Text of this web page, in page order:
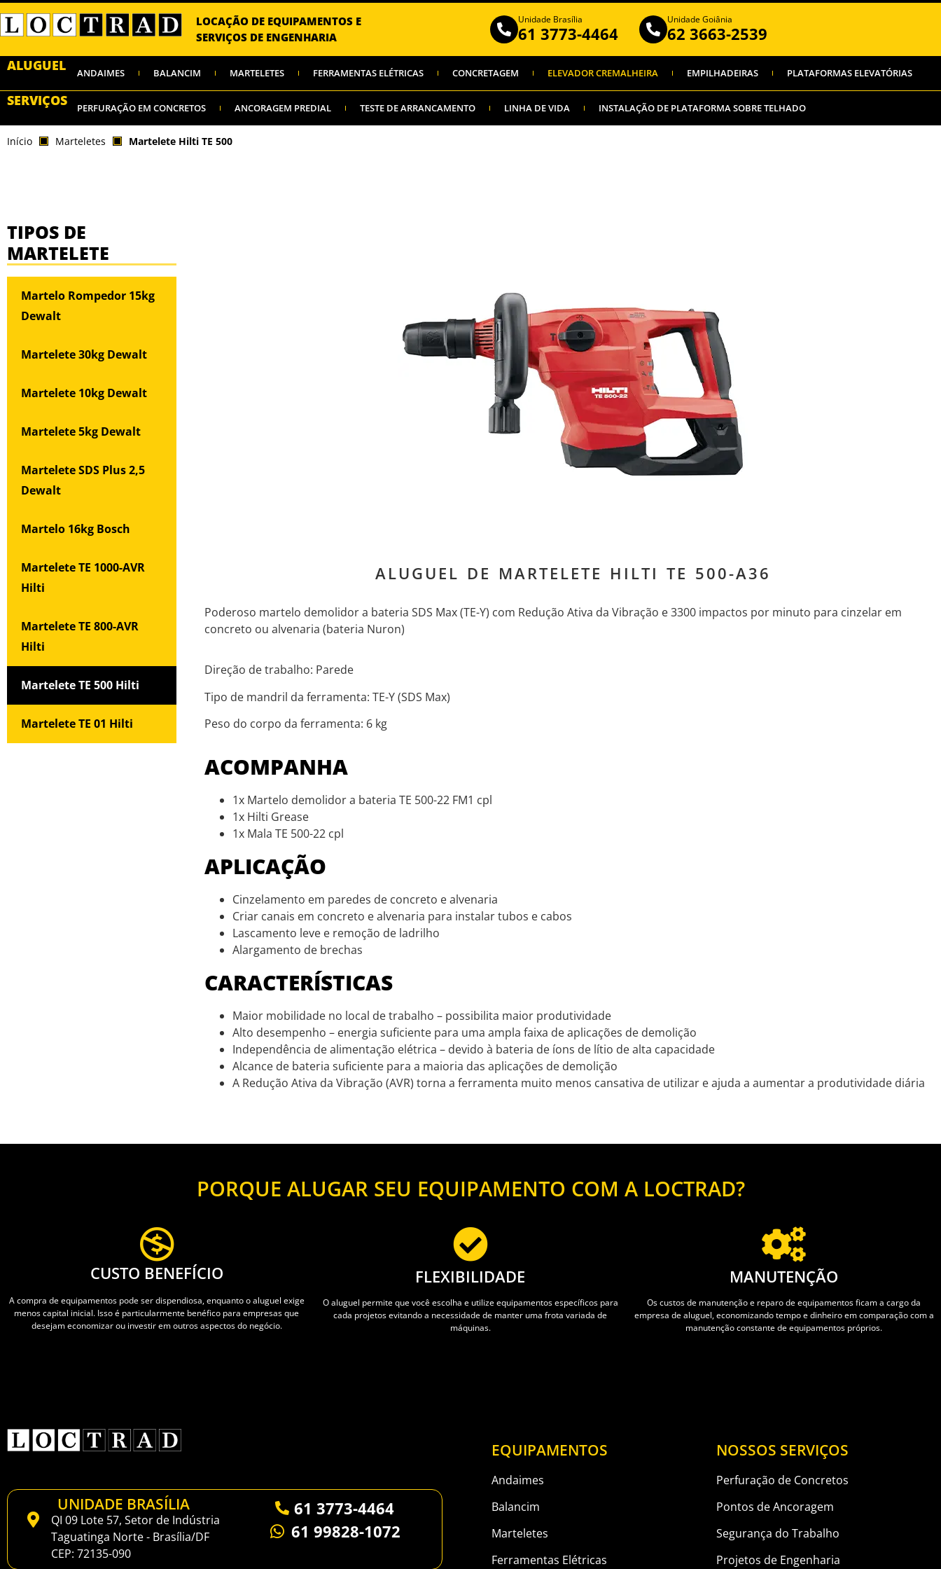
LOCAÇÃO DE EQUIPAMENTOS E
SERVIÇOS DE ENGENHARIA
Unidade Brasília
61 3773-4464
Unidade Goiânia
62 3663-2539
ALUGUEL ANDAIMES BALANCIM MARTELETES FERRAMENTAS ELÉTRICAS CONCRETAGEM ELEVADOR CREMALHEIRA EMPILHADEIRAS PLATAFORMAS ELEVATÓRIAS
SERVIÇOS PERFURAÇÃO EM CONCRETOS ANCORAGEM PREDIAL TESTE DE ARRANCAMENTO LINHA DE VIDA INSTALAÇÃO DE PLATAFORMA SOBRE TELHADO
Início Marteletes Martelete Hilti TE 500
TIPOS DE
MARTELETE
Martelo Rompedor 15kg
Dewalt
Martelete 30kg Dewalt
Martelete 10kg Dewalt
Martelete 5kg Dewalt
Martelete SDS Plus 2,5
Dewalt
Martelo 16kg Bosch
Martelete TE 1000-AVR
Hilti
Martelete TE 800-AVR
Hilti
Martelete TE 500 Hilti
Martelete TE 01 Hilti
ALUGUEL DE MARTELETE HILTI TE 500-A36
Poderoso martelo demolidor a bateria SDS Max (TE-Y) com Redução Ativa da Vibração e 3300 impactos por minuto para cinzelar em
concreto ou alvenaria (bateria Nuron)
Direção de trabalho: Parede
Tipo de mandril da ferramenta: TE-Y (SDS Max)
Peso do corpo da ferramenta: 6 kg
ACOMPANHA
1x Martelo demolidor a bateria TE 500-22 FM1 cpl
1x Hilti Grease
1x Mala TE 500-22 cpl
APLICAÇÃO
Cinzelamento em paredes de concreto e alvenaria
Criar canais em concreto e alvenaria para instalar tubos e cabos
Lascamento leve e remoção de ladrilho
Alargamento de brechas
CARACTERÍSTICAS
Maior mobilidade no local de trabalho – possibilita maior produtividade
Alto desempenho – energia suficiente para uma ampla faixa de aplicações de demolição
Independência de alimentação elétrica – devido à bateria de íons de lítio de alta capacidade
Alcance de bateria suficiente para a maioria das aplicações de demolição
A Redução Ativa da Vibração (AVR) torna a ferramenta muito menos cansativa de utilizar e ajuda a aumentar a produtividade diária
PORQUE ALUGAR SEU EQUIPAMENTO COM A LOCTRAD?
CUSTO BENEFÍCIO
A compra de equipamentos pode ser dispendiosa, enquanto o aluguel exige
menos capital inicial. Isso é particularmente benéfico para empresas que
desejam economizar ou investir em outros aspectos do negócio.
FLEXIBILIDADE
O aluguel permite que você escolha e utilize equipamentos específicos para
cada projetos evitando a necessidade de manter uma frota variada de
máquinas.
MANUTENÇÃO
Os custos de manutenção e reparo de equipamentos ficam a cargo da
empresa de aluguel, economizando tempo e dinheiro em comparação com a
manutenção constante de equipamentos próprios.
UNIDADE BRASÍLIA
QI 09 Lote 57, Setor de Indústria
Taguatinga Norte - Brasília/DF
CEP: 72135-090
61 3773-4464
61 99828-1072
EQUIPAMENTOS
Andaimes
Balancim
Marteletes
Ferramentas Elétricas
NOSSOS SERVIÇOS
Perfuração de Concretos
Pontos de Ancoragem
Segurança do Trabalho
Projetos de Engenharia